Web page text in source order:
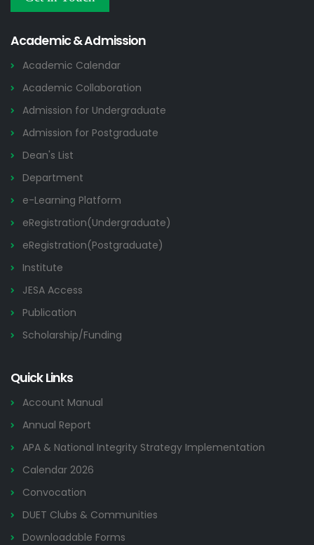
2026
Academic & Admission
Academic Calendar
Academic Collaboration
Admission for Undergraduate
Admission for Postgraduate
Dean's List
Department
e-Learning Platform
eRegistration(Undergraduate)
eRegistration(Postgraduate)
Institute
JESA Access
Publication
Scholarship/Funding
Quick Links
Account Manual
Annual Report
APA & National Integrity Strategy Implementation
Calendar 2026
Convocation
DUET Clubs & Communities
Downloadable Forms